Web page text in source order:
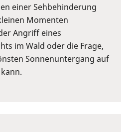
einer Sehbehinderung
Momenten
Angriff eines
im Wald oder die Frage,
Sonnenuntergang auf